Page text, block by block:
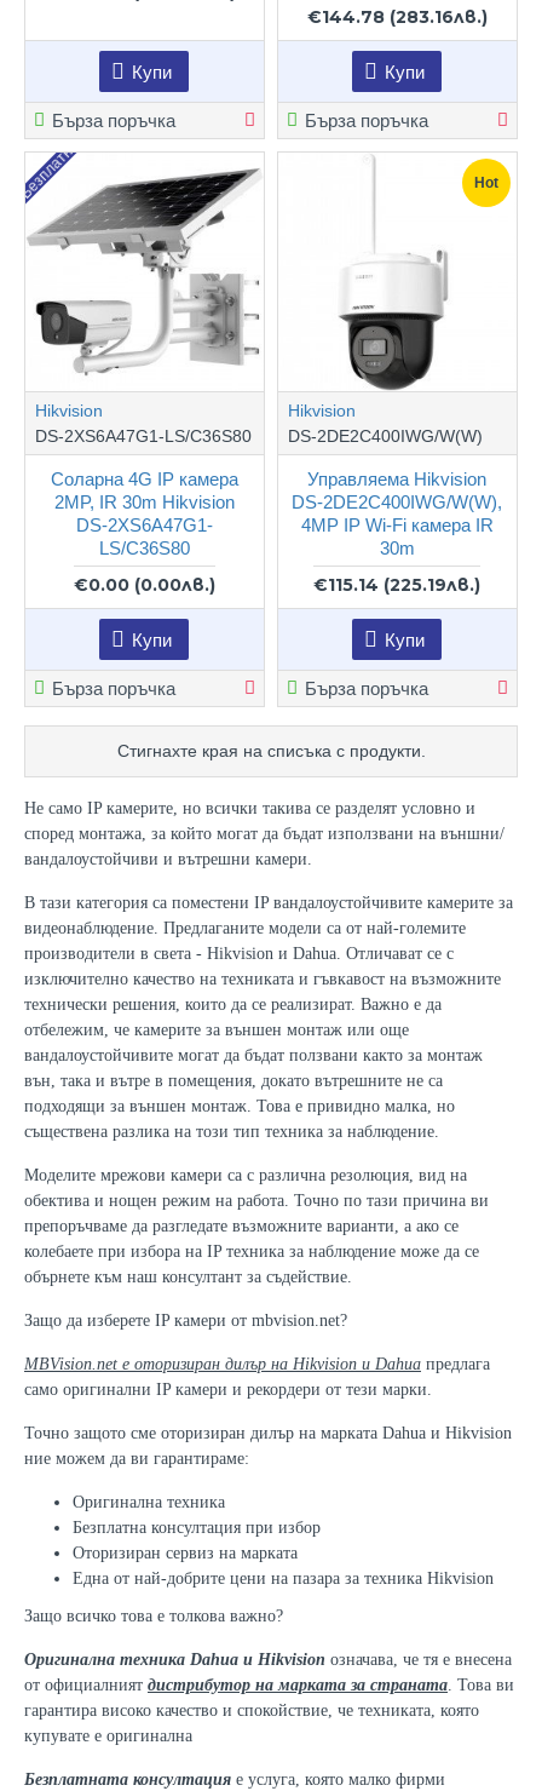
Не само IP камерите, но всички такива се разделят условно и
според монтажа, за който могат да бъдат използвани на външни/
вандалоустойчиви и вътрешни камери.
В тази категория са поместени IP вандалоустойчивите камерите за
видеонаблюдение. Предлаганите модели са от най-големите
производители в света - Hikvision и Dahua. Отличават се с
изключително качество на техниката и гъвкавост на възможните
технически решения, които да се реализират. Важно е да
отбележим, че камерите за външен монтаж или още
вандалоустойчивите могат да бъдат ползвани както за монтаж
вън, така и вътре в помещения, докато вътрешните не са
подходящи за външен монтаж. Това е привидно малка, но
съществена разлика на този тип техника за наблюдение.
Моделите мрежови камери са с различна резолюция, вид на
обектива и нощен режим на работа. Точно по тази причина ви
препоръчваме да разгледате възможните варианти, а ако се
колебаете при избора на IP техника за наблюдение може да се
обърнете към наш консултант за съдействие.
Защо да изберете IP камери от mbvision.net?
MBVision.net е оторизиран дилър на Hikvision и Dahua предлага
само оригинални IP камери и рекордери от тези марки.
Точно защото сме оторизиран дилър на марката Dahua и Hikvision
ние можем да ви гарантираме:
Оригинална техника
Безплатна консултация при избор
Оторизиран сервиз на марката
Една от най-добрите цени на пазара за техника Hikvision
Защо всичко това е толкова важно?
Оригинална техника Dahua и Hikvision означава, че тя е внесена
от официалният дистрибутор на марката за страната. Това ви
гарантира високо качество и спокойствие, че техниката, която
купувате е оригинална
Безплатната консултация е услуга, която малко фирми
Купи
Бърза поръчка
€144.78 (283.16лв.)
Купи
Бърза поръчка
Безплатно
Hikvision
DS-2XS6A47G1-LS/C36S80
Соларна 4G IP камера
2MP, IR 30m Hikvision
DS-2XS6A47G1-
LS/C36S80
€0.00 (0.00лв.)
Купи
Бърза поръчка
Hot
Hikvision
DS-2DE2C400IWG/W(W)
Управляема Hikvision
DS-2DE2C400IWG/W(W),
4MP IP Wi-Fi камера IR
30m
€115.14 (225.19лв.)
Купи
Бърза поръчка
Стигнахте края на списъка с продукти.